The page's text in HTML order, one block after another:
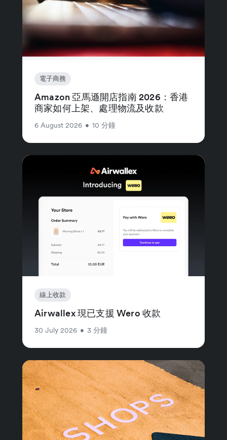
電子商務
Amazon 亞馬遜開店指南 2026：香港
商家如何上架、處理物流及收款
6 August 2026 • 10 分鐘
線上收款
Airwallex 現已支援 Wero 收款
30 July 2026 • 3 分鐘